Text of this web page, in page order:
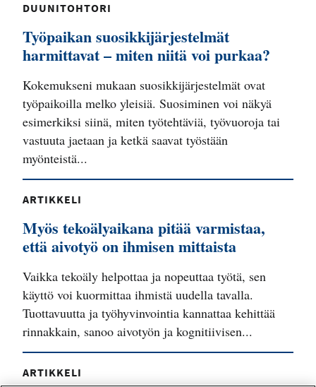
DUUNITOHTORI
Työpaikan suosikkijärjestelmät
harmittavat – miten niitä voi purkaa?
Kokemukseni mukaan suosikkijärjestelmät ovat
työpaikoilla melko yleisiä. Suosiminen voi näkyä
esimerkiksi siinä, miten työtehtäviä, työvuoroja tai
vastuuta jaetaan ja ketkä saavat työstään
myönteistä...
ARTIKKELI
Myös tekoälyaikana pitää varmistaa,
että aivotyö on ihmisen mittaista
Vaikka tekoäly helpottaa ja nopeuttaa työtä, sen
käyttö voi kuormittaa ihmistä uudella tavalla.
Tuottavuutta ja työhyvinvointia kannattaa kehittää
rinnakkain, sanoo aivotyön ja kognitiivisen...
ARTIKKELI